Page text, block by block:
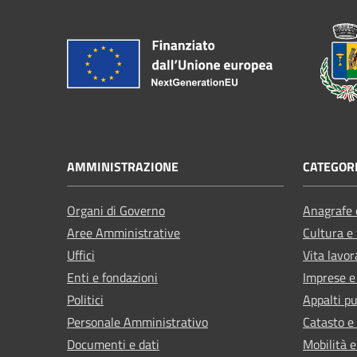
AMMINISTRAZIONE
Organi di Governo
Aree Amministrative
Uffici
Enti e fondazioni
Politici
Personale Amministrativo
Documenti e dati
Cultura
Vita
Imprese
Appalti
Catasto
Mobilità